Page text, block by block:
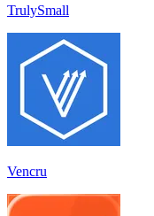
TrulySmall
Vencru